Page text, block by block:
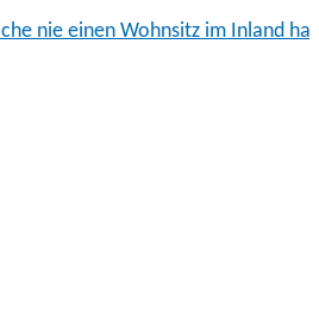
nie einen Wohnsitz im Inland